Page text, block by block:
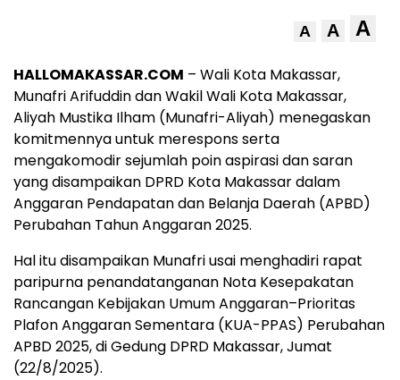
A A A
HALLOMAKASSAR.COM – Wali Kota Makassar,
Munafri Arifuddin dan Wakil Wali Kota Makassar,
Aliyah Mustika Ilham (Munafri-Aliyah) menegaskan
komitmennya untuk merespons serta
mengakomodir sejumlah poin aspirasi dan saran
yang disampaikan DPRD Kota Makassar dalam
Anggaran Pendapatan dan Belanja Daerah (APBD)
Perubahan Tahun Anggaran 2025.
Hal itu disampaikan Munafri usai menghadiri rapat
paripurna penandatanganan Nota Kesepakatan
Rancangan Kebijakan Umum Anggaran–Prioritas
Plafon Anggaran Sementara (KUA-PPAS) Perubahan
APBD 2025, di Gedung DPRD Makassar, Jumat
(22/8/2025).